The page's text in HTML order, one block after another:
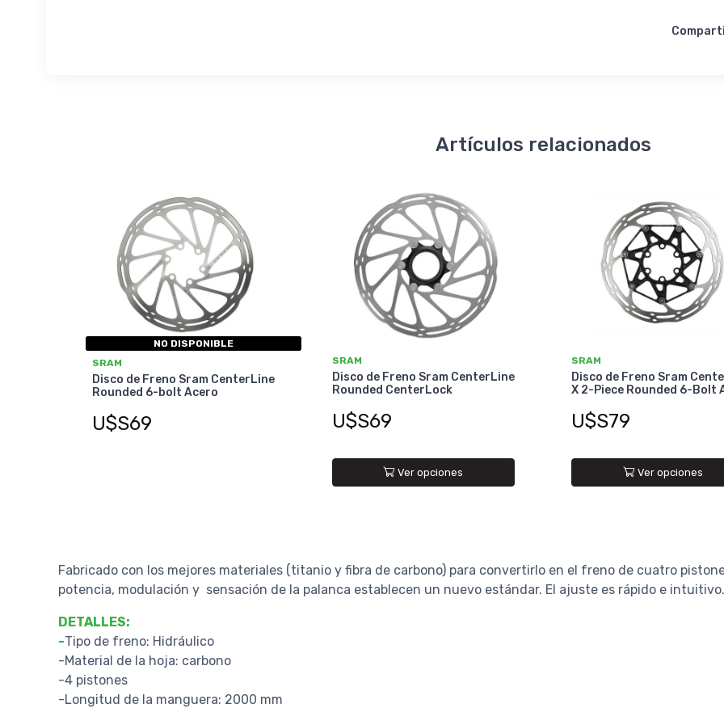
Artículos relacionados
NO DISPONIBLE
SRAM
Disco de Freno Sram CenterLine
Rounded 6-bolt Acero
U$S69
SRAM
Disco de Freno Sram CenterLine
Rounded CenterLock
U$S69
Ver opciones
SRAM
Disco de Freno Sram
X 2-Piece Rounded 6-Bolt
U$S79
Ver opciones
Fabricado con los mejores materiales (titanio y fibra de carbono) para convertirlo en el freno de cuatro
potencia, modulación y sensación de la palanca establecen un nuevo estándar. El ajuste es rápido e
DETALLES:
-Tipo de freno: Hidráulico
-Material de la hoja: carbono
-4 pistones
-Longitud de la manguera: 2000 mm